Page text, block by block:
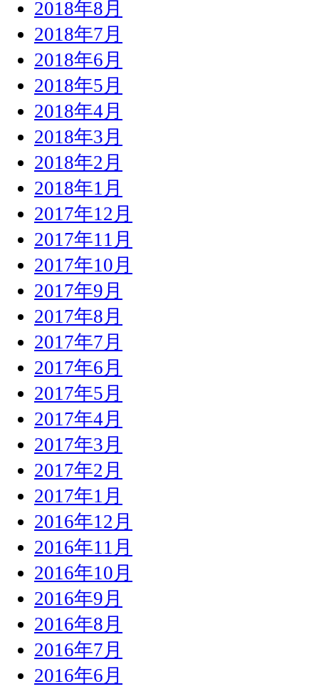
2018年8月
2018年7月
2018年6月
2018年5月
2018年4月
2018年3月
2018年2月
2018年1月
2017年12月
2017年11月
2017年10月
2017年9月
2017年8月
2017年7月
2017年6月
2017年5月
2017年4月
2017年3月
2017年2月
2017年1月
2016年12月
2016年11月
2016年10月
2016年9月
2016年8月
2016年7月
2016年6月